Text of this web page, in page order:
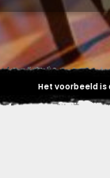
Het voorbeeld